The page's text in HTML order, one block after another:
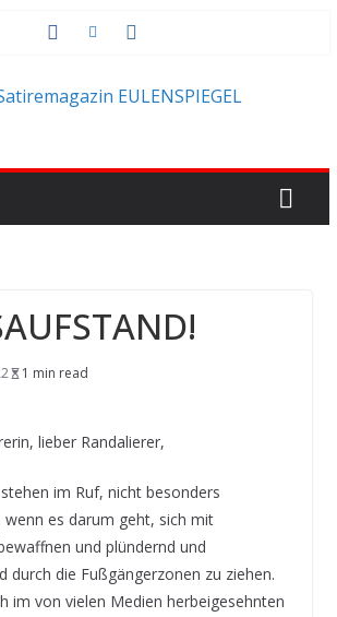
1 min read
lieber Randalierer,
im Ruf, nicht besonders
wenn es darum geht, sich mit
und plündernd und
durch die Fußgängerzonen zu ziehen.
im von vielen Medien herbeigesehnten